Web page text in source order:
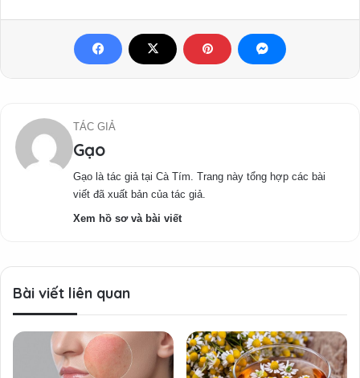
TÁC GIẢ
Gạo
Gạo là tác giả tại Cà Tím. Trang này tổng hợp các bài
viết đã xuất bản của tác giả.
Xem hồ sơ và bài viết
Bài viết liên quan